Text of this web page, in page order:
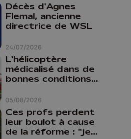
24/07/2026
Décès d'Agnes
Flemal, ancienne
directrice de WSL
05/08/2026
L'hélicoptère
médicalisé dans de
bonnes conditions à
Ces profs perdent
leur boulot à cause
de la réforme : "je